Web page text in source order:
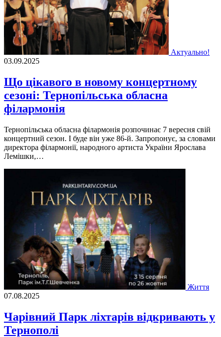
Актуально!
03.09.2025
Що цікавого в новому концертному
сезоні: Тернопільська обласна
філармонія
Тернопільська обласна філармонія розпочинає 7 вересня свій
концертний сезон. І буде він уже 86-й. Запропонує, за словами
директора філармонії, народного артиста України Ярослава
Лемішки,…
Життя
07.08.2025
Чарівний Парк ліхтарів відкривають у
Тернополі